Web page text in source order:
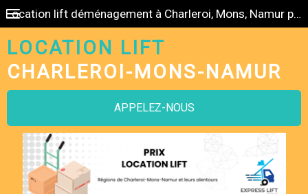
Location lift déménagement à Charleroi, Mons, Namur pas cher
LOCATION LIFT
CHARLEROI-MONS-NAMUR
APPELEZ-NOUS